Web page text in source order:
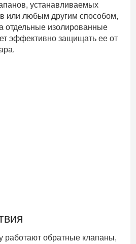
устанавливаемых
или любым другим способом,
отдельные изолированные
эффективно защищать ее от
работают обратные клапаны,